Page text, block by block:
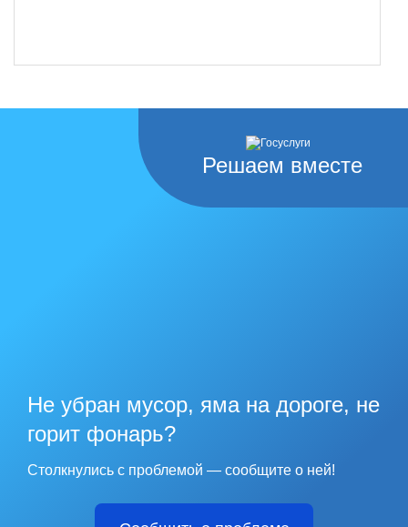
Решаем вместе
Не убран мусор, яма на дороге, не
горит фонарь?
Столкнулись с проблемой — сообщите о ней!